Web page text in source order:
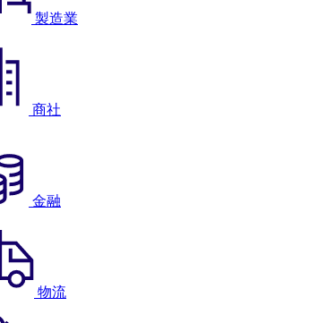
製造業
商社
金融
物流